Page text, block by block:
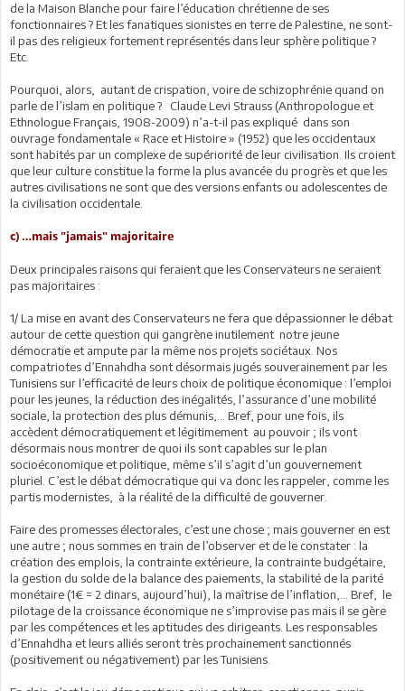
de la Maison Blanche pour faire l’éducation chrétienne de ses
fonctionnaires ? Et les fanatiques sionistes en terre de Palestine, ne sont-
il pas des religieux fortement représentés dans leur sphère politique ?
Etc.
Pourquoi, alors, autant de crispation, voire de schizophrénie quand on
parle de l’islam en politique ? Claude Levi Strauss (Anthropologue et
Ethnologue Français, 1908-2009) n’a-t-il pas expliqué dans son
ouvrage fondamentale « Race et Histoire » (1952) que les occidentaux
sont habités par un complexe de supériorité de leur civilisation. Ils croient
que leur culture constitue la forme la plus avancée du progrès et que les
autres civilisations ne sont que des versions enfants ou adolescentes de
la civilisation occidentale.
c) …mais ″jamais″ majoritaire
Deux principales raisons qui feraient que les Conservateurs ne seraient
pas majoritaires :
1/ La mise en avant des Conservateurs ne fera que dépassionner le débat
autour de cette question qui gangrène inutilement notre jeune
démocratie et ampute par la même nos projets sociétaux. Nos
compatriotes d’Ennahdha sont désormais jugés souverainement par les
Tunisiens sur l’efficacité de leurs choix de politique économique : l’emploi
pour les jeunes, la réduction des inégalités, l’assurance d’une mobilité
sociale, la protection des plus démunis,... Bref, pour une fois, ils
accèdent démocratiquement et légitimement au pouvoir ; ils vont
désormais nous montrer de quoi ils sont capables sur le plan
socioéconomique et politique, même s’il s’agit d’un gouvernement
pluriel. C’est le débat démocratique qui va donc les rappeler, comme les
partis modernistes, à la réalité de la difficulté de gouverner.
Faire des promesses électorales, c’est une chose ; mais gouverner en est
une autre ; nous sommes en train de l’observer et de le constater : la
création des emplois, la contrainte extérieure, la contrainte budgétaire,
la gestion du solde de la balance des paiements, la stabilité de la parité
monétaire (1€ = 2 dinars, aujourd’hui), la maîtrise de l’inflation,… Bref, le
pilotage de la croissance économique ne s’improvise pas mais il se gère
par les compétences et les aptitudes des dirigeants. Les responsables
d’Ennahdha et leurs alliés seront très prochainement sanctionnés
(positivement ou négativement) par les Tunisiens.